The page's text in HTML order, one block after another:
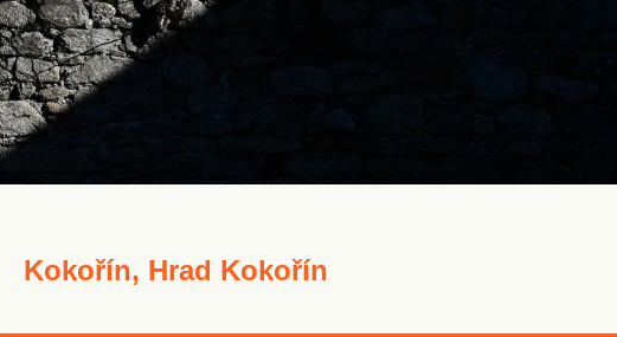
Kokořín, Hrad Kokořín